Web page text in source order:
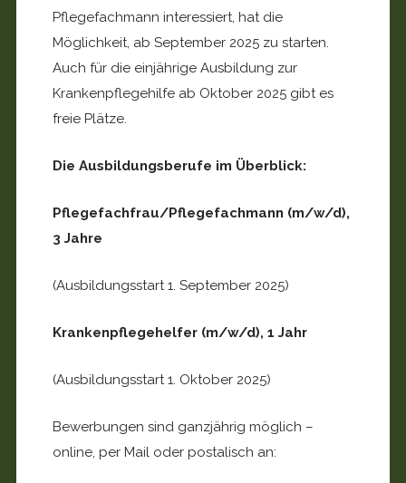
Pflegefachmann interessiert, hat die
Möglichkeit, ab September 2025 zu starten.
Auch für die einjährige Ausbildung zur
Krankenpflegehilfe ab Oktober 2025 gibt es
freie Plätze.
Die Ausbildungsberufe im Überblick:
Pflegefachfrau/Pflegefachmann (m/w/d),
3 Jahre
(Ausbildungsstart 1. September 2025)
Krankenpflegehelfer (m/w/d), 1 Jahr
(Ausbildungsstart 1. Oktober 2025)
Bewerbungen sind ganzjährig möglich –
online, per Mail oder postalisch an: